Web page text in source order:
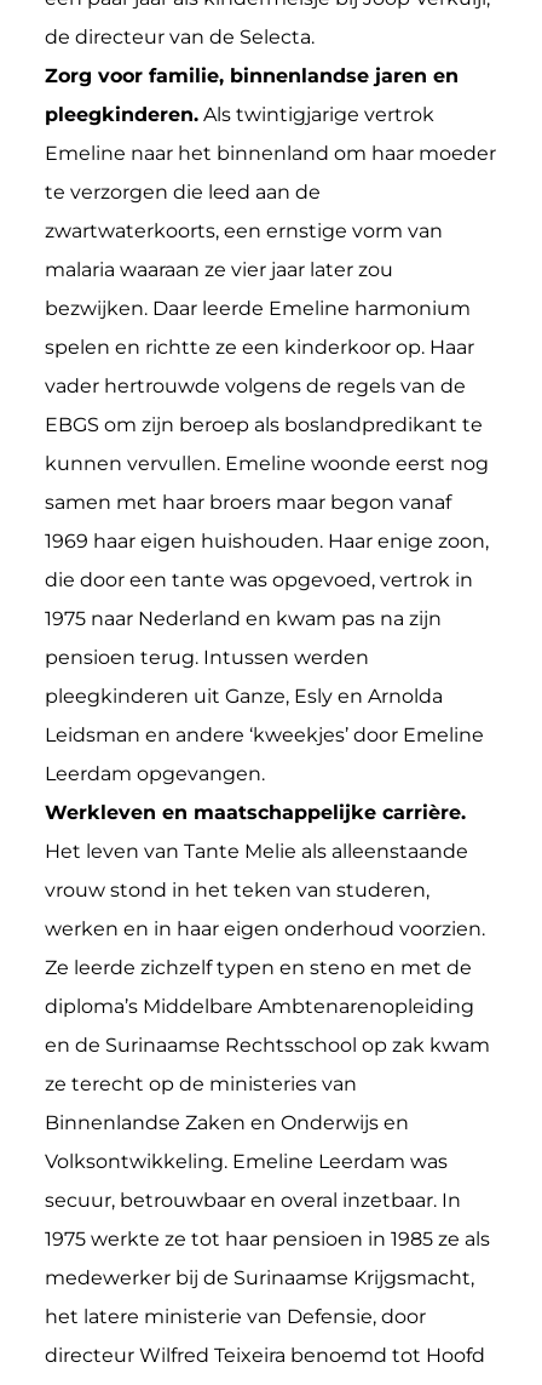
de directeur van de Selecta.
Zorg voor familie, binnenlandse jaren en
pleegkinderen. Als twintigjarige vertrok
Emeline naar het binnenland om haar moeder
te verzorgen die leed aan de
zwartwaterkoorts, een ernstige vorm van
malaria waaraan ze vier jaar later zou
bezwijken. Daar leerde Emeline harmonium
spelen en richtte ze een kinderkoor op. Haar
vader hertrouwde volgens de regels van de
EBGS om zijn beroep als boslandpredikant te
kunnen vervullen. Emeline woonde eerst nog
samen met haar broers maar begon vanaf
1969 haar eigen huishouden. Haar enige zoon,
die door een tante was opgevoed, vertrok in
1975 naar Nederland en kwam pas na zijn
pensioen terug. Intussen werden
pleegkinderen uit Ganze, Esly en Arnolda
Leidsman en andere ‘kweekjes’ door Emeline
Leerdam opgevangen.
Werkleven en maatschappelijke carrière.
Het leven van Tante Melie als alleenstaande
vrouw stond in het teken van studeren,
werken en in haar eigen onderhoud voorzien.
Ze leerde zichzelf typen en steno en met de
diploma’s Middelbare Ambtenarenopleiding
en de Surinaamse Rechtsschool op zak kwam
ze terecht op de ministeries van
Binnenlandse Zaken en Onderwijs en
Volksontwikkeling. Emeline Leerdam was
secuur, betrouwbaar en overal inzetbaar. In
1975 werkte ze tot haar pensioen in 1985 ze als
medewerker bij de Surinaamse Krijgsmacht,
het latere ministerie van Defensie, door
directeur Wilfred Teixeira benoemd tot Hoofd